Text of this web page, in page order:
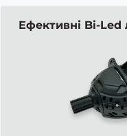
Ефективні Bi-Led